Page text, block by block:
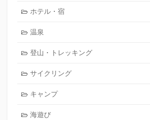
ホテル・宿
温泉
登山・トレッキング
サイクリング
キャンプ
海遊び